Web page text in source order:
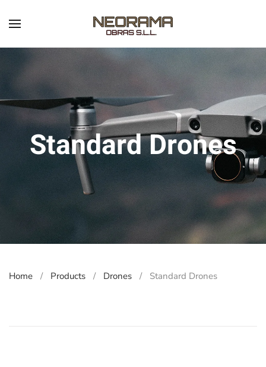
Skip to main content
Standard Drones
Home Products Drones Standard Drones